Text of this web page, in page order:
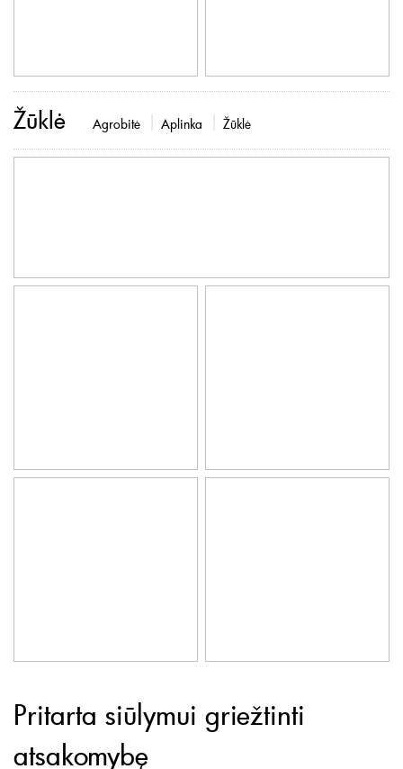
Žūklė Agrobitė Aplinka Žūklė
Pritarta siūlymui griežtinti
atsakomybę